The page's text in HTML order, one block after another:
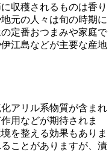
収穫されるものは香り
元の人々は旬の時期に
定番おつまみや家庭で
江島などが主要な産地
アリル系物質が含まれ
用などが期待されま
を整える効果もありま
ことがありますが、漬